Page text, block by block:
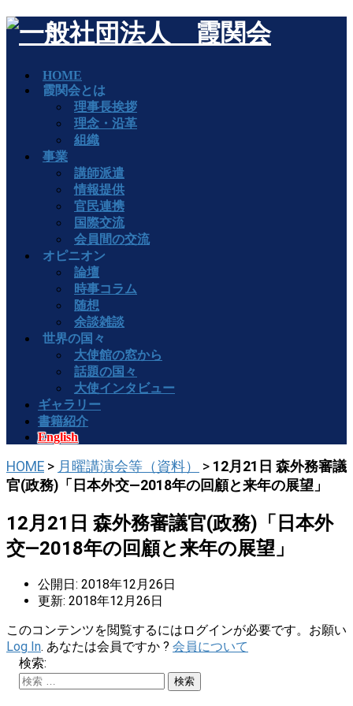
HOME
霞関会とは
理事長挨拶
理念・沿革
組織
事業
講師派遣
情報提供
官民連携
国際交流
会員間の交流
オピニオン
論壇
時事コラム
随想
余談雑談
世界の国々
大使館の窓から
話題の国々
大使インタビュー
ギャラリー
書籍紹介
English
HOME > 月曜講演会等（資料） > 12月21日 森外務審議
官(政務)「日本外交―2018年の回顧と来年の展望」
12月21日 森外務審議官(政務)「日本外
交―2018年の回顧と来年の展望」
公開日: 2018年12月26日
更新: 2018年12月26日
このコンテンツを閲覧するにはログインが必要です。お願い
Log In. あなたは会員ですか ? 会員について
検索: